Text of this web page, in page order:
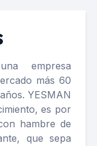
empresa
más 60
YESMAN
es por
hambre de
que sepa